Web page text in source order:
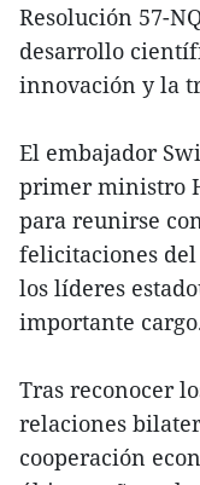
Resolución 57-
desarrollo
innovación y la
El embajador
primer ministro
para reunirse
felicitaciones
los líderes
importante
Tras reconocer
relaciones
cooperación